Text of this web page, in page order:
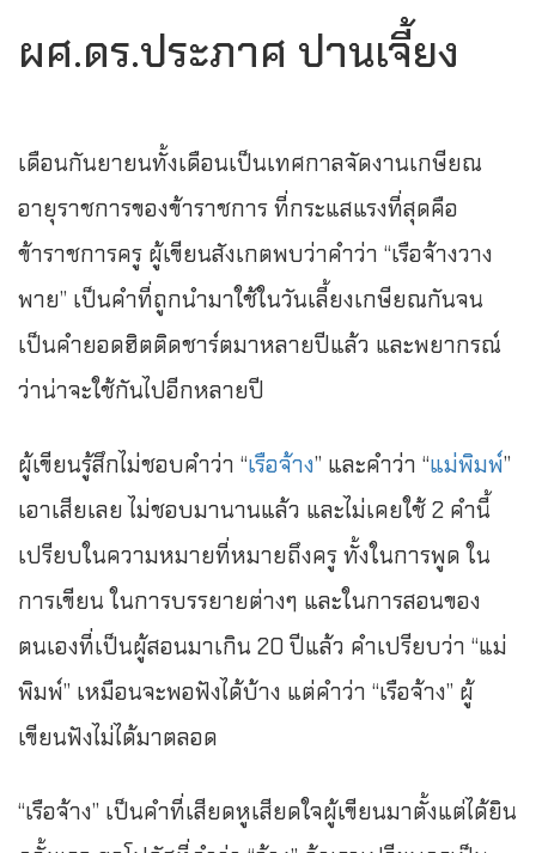
ผศ.ดร.ประภาศ ปานเจี้ยง
เดือนกันยายนทั้งเดือนเป็นเทศกาลจัดงานเกษียณ
อายุราชการของข้าราชการ ที่กระแสแรงที่สุดคือ
ข้าราชการครู ผู้เขียนสังเกตพบว่าคำว่า “เรือจ้างวาง
พาย” เป็นคำที่ถูกนำมาใช้ในวันเลี้ยงเกษียณกันจน
เป็นคำยอดฮิตติดชาร์ตมาหลายปีแล้ว และพยากรณ์
ว่าน่าจะใช้กันไปอีกหลายปี
ผู้เขียนรู้สึกไม่ชอบคำว่า “เรือจ้าง” และคำว่า “แม่พิมพ์”
เอาเสียเลย ไม่ชอบมานานแล้ว และไม่เคยใช้ 2 คำนี้
เปรียบในความหมายที่หมายถึงครู ทั้งในการพูด ใน
การเขียน ในการบรรยายต่างๆ และในการสอนของ
ตนเองที่เป็นผู้สอนมาเกิน 20 ปีแล้ว คำเปรียบว่า “แม่
พิมพ์” เหมือนจะพอฟังได้บ้าง แต่คำว่า “เรือจ้าง” ผู้
เขียนฟังไม่ได้มาตลอด
“เรือจ้าง” เป็นคำที่เสียดหูเสียดใจผู้เขียนมาตั้งแต่ได้ยิน